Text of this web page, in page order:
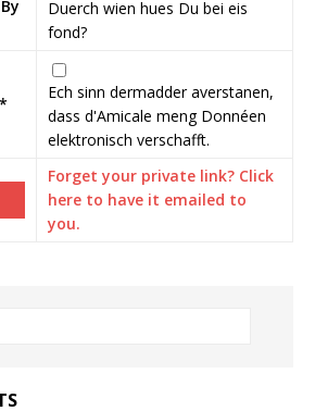
Duerch wien hues Du bei eis
fond?
*
Ech sinn dermadder averstanen,
dass d'Amicale meng Donnéen
elektronisch verschafft.
Forget your private link? Click
here to have it emailed to
you.